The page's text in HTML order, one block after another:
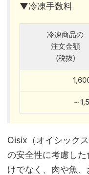
▼冷凍手数料
冷凍商品の
注文金額
(税抜)
～
Oisix（オイシック
の安全性に考慮し
けでなく、肉や魚、